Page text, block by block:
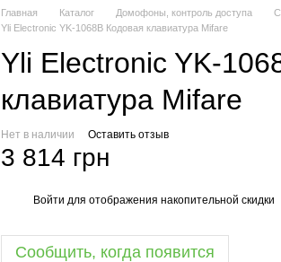
Главная Каталог Домофоны, контроль доступа
Yli Electronic YK-1068B Кодовая клавиатура Mifare
Yli Electronic YK-
клавиатура Mifare
Нет в наличии Оставить отзыв
3 814 грн
Войти для отображения накопительной скидки
Сообщить, когда появится